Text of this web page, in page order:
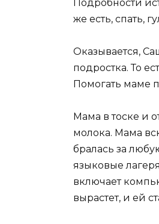
Подробности
же есть, спать,
Оказывается,
подростка. То
Помогать маме
Мама в тоске и
молока. Мама
бралась за
языковые
включает
вырастет, и ей